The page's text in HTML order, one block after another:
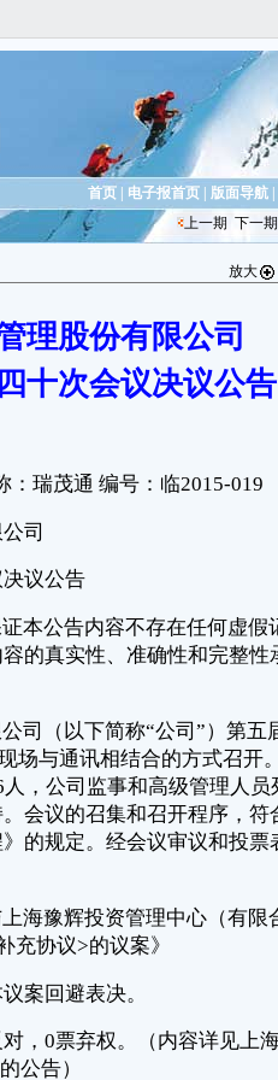
首页| 电子报首页| 版面导航|
上一期 下一期
放大
理股份有限公司
十次会议决议公告